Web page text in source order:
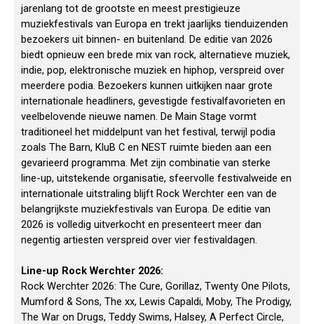
jarenlang tot de grootste en meest prestigieuze
muziekfestivals van Europa en trekt jaarlijks tienduizenden
bezoekers uit binnen- en buitenland. De editie van 2026
biedt opnieuw een brede mix van rock, alternatieve muziek,
indie, pop, elektronische muziek en hiphop, verspreid over
meerdere podia. Bezoekers kunnen uitkijken naar grote
internationale headliners, gevestigde festivalfavorieten en
veelbelovende nieuwe namen. De Main Stage vormt
traditioneel het middelpunt van het festival, terwijl podia
zoals The Barn, KluB C en NEST ruimte bieden aan een
gevarieerd programma. Met zijn combinatie van sterke
line-up, uitstekende organisatie, sfeervolle festivalweide en
internationale uitstraling blijft Rock Werchter een van de
belangrijkste muziekfestivals van Europa. De editie van
2026 is volledig uitverkocht en presenteert meer dan
negentig artiesten verspreid over vier festivaldagen.
Line-up Rock Werchter 2026:
Rock Werchter 2026: The Cure, Gorillaz, Twenty One Pilots,
Mumford & Sons, The xx, Lewis Capaldi, Moby, The Prodigy,
The War on Drugs, Teddy Swims, Halsey, A Perfect Circle,